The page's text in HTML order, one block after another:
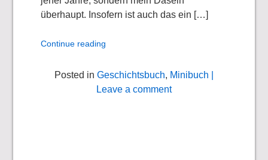
überhaupt. Insofern ist auch das ein […]
Continue reading
Posted in Geschichtsbuch, Minibuch
Leave a comment